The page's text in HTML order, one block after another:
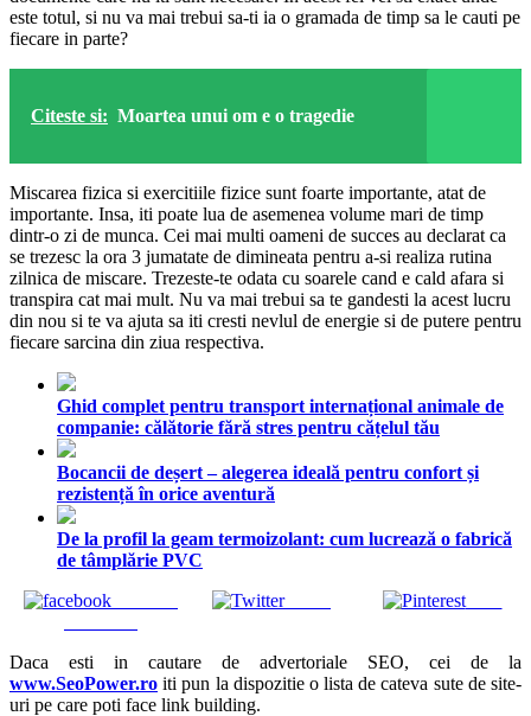
este totul, si nu va mai trebui sa-ti ia o gramada de timp sa le cauti pe
fiecare in parte?
Citeste si: Moartea unui om e o tragedie
Miscarea fizica si exercitiile fizice sunt foarte importante, atat de
importante. Insa, iti poate lua de asemenea volume mari de timp
dintr-o zi de munca. Cei mai multi oameni de succes au declarat ca
se trezesc la ora 3 jumatate de dimineata pentru a-si realiza rutina
zilnica de miscare. Trezeste-te odata cu soarele cand e cald afara si
transpira cat mai mult. Nu va mai trebui sa te gandesti la acest lucru
din nou si te va ajuta sa iti cresti nevlul de energie si de putere pentru
fiecare sarcina din ziua respectiva.
Ghid complet pentru transport internațional animale de
companie: călătorie fără stres pentru cățelul tău
Bocancii de deșert – alegerea ideală pentru confort și
rezistență în orice aventură
De la profil la geam termoizolant: cum lucrează o fabrică
de tâmplărie PVC
Tweet Save
Daca esti in cautare de advertoriale SEO, cei de la
www.SeoPower.ro iti pun la dispozitie o lista de cateva sute de site-
uri pe care poti face link building.